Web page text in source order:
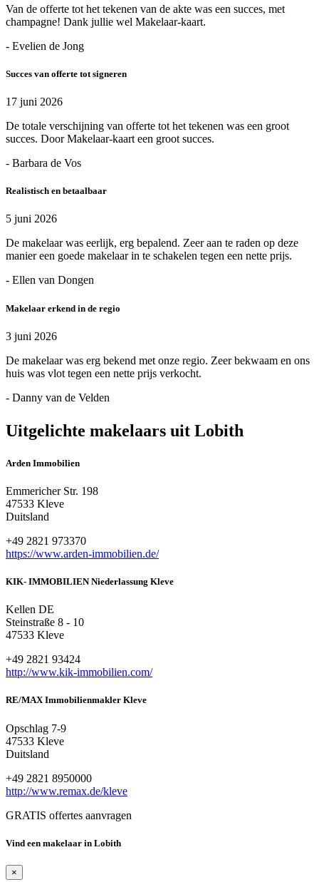
Van de offerte tot het tekenen van de akte was een succes, met
champagne! Dank jullie wel Makelaar-kaart.
- Evelien de Jong
Succes van offerte tot signeren
17 juni 2026
De totale verschijning van offerte tot het tekenen was een groot
succes. Door Makelaar-kaart een groot succes.
- Barbara de Vos
Realistisch en betaalbaar
5 juni 2026
De makelaar was eerlijk, erg bepalend. Zeer aan te raden op deze
manier een goede makelaar in te schakelen tegen een nette prijs.
- Ellen van Dongen
Makelaar erkend in de regio
3 juni 2026
De makelaar was erg bekend met onze regio. Zeer bekwaam en ons
huis was vlot tegen een nette prijs verkocht.
- Danny van de Velden
Uitgelichte makelaars uit Lobith
Arden Immobilien
Emmericher Str. 198
47533 Kleve
Duitsland
+49 2821 973370
https://www.arden-immobilien.de/
KIK- IMMOBILIEN Niederlassung Kleve
Kellen DE
Steinstraße 8 - 10
47533 Kleve
+49 2821 93424
http://www.kik-immobilien.com/
RE/MAX Immobilienmakler Kleve
Opschlag 7-9
47533 Kleve
Duitsland
+49 2821 8950000
http://www.remax.de/kleve
GRATIS offertes aanvragen
Vind een makelaar in Lobith
×